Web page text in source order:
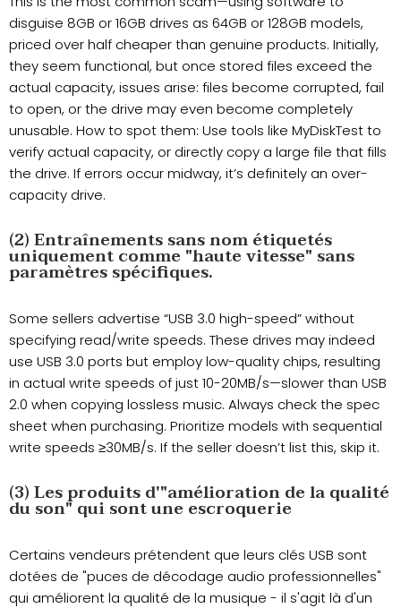
disguise 8GB or 16GB drives as 64GB or 128GB models,
priced over half cheaper than genuine products. Initially,
they seem functional, but once stored files exceed the
actual capacity, issues arise: files become corrupted, fail
to open, or the drive may even become completely
unusable. How to spot them: Use tools like MyDiskTest to
verify actual capacity, or directly copy a large file that fills
the drive. If errors occur midway, it’s definitely an over-
capacity drive.
(2) Entraînements sans nom étiquetés
uniquement comme "haute vitesse" sans
paramètres spécifiques.
Some sellers advertise “USB 3.0 high-speed” without
specifying read/write speeds. These drives may indeed
use USB 3.0 ports but employ low-quality chips, resulting
in actual write speeds of just 10-20MB/s—slower than USB
2.0 when copying lossless music. Always check the spec
sheet when purchasing. Prioritize models with sequential
write speeds ≥30MB/s. If the seller doesn’t list this, skip it.
(3) Les produits d'"amélioration de la qualité
du son" qui sont une escroquerie
Certains vendeurs prétendent que leurs clés USB sont
dotées de "puces de décodage audio professionnelles"
qui améliorent la qualité de la musique - il s'agit là d'un